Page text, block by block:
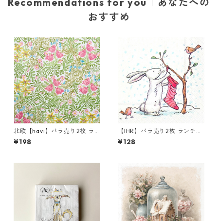
おすすめ
北欧【havi】バラ売り2枚 ラ
ンチサイズ ペーパーナプキン
Bower グリーン William Mor
¥198
【IHR】バラ売り2枚 ランチサ
イズ ペーパーナプキン SNOW
RABBITS ホワイト Anita Jera
¥128